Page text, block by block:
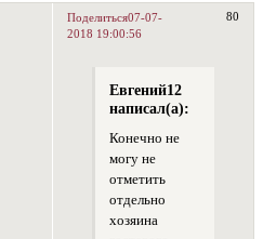
Поделиться 80
07-07-
2018 19:00:56
Евгений12
написал(а):
Конечно не
могу не
отметить
отдельно
хозяина